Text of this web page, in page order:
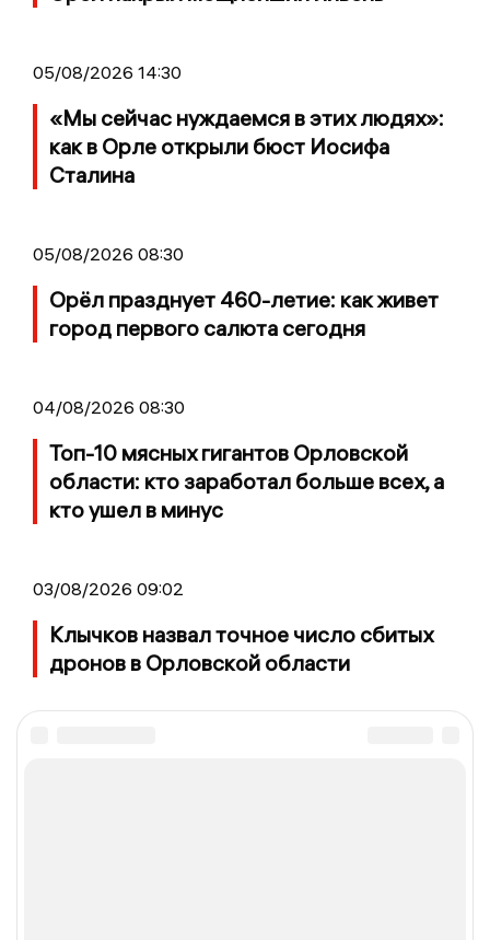
05/08/2026 14:30
«Мы сейчас нуждаемся в этих людях»:
как в Орле открыли бюст Иосифа
Сталина
05/08/2026 08:30
Орёл празднует 460-летие: как живет
город первого салюта сегодня
04/08/2026 08:30
Топ-10 мясных гигантов Орловской
области: кто заработал больше всех, а
кто ушел в минус
03/08/2026 09:02
Клычков назвал точное число сбитых
дронов в Орловской области